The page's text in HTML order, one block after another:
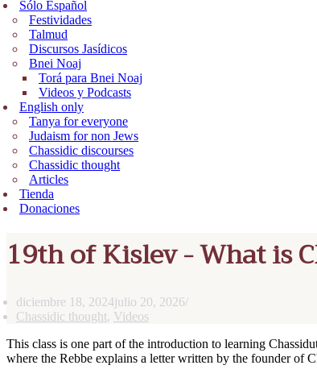
Sólo Español
Festividades
Talmud
Discursos Jasídicos
Bnei Noaj
Torá para Bnei Noaj
Videos y Podcasts
English only
Tanya for everyone
Judaism for non Jews
Chassidic discourses
Chassidic thought
Articles
Tienda
Donaciones
19th of Kislev - What is
diciembre 18, 2024julio 20, 2026
Chassidic thought, Videos
This class is one part of the introduction to learning
where the Rebbe explains a letter written by the founder of